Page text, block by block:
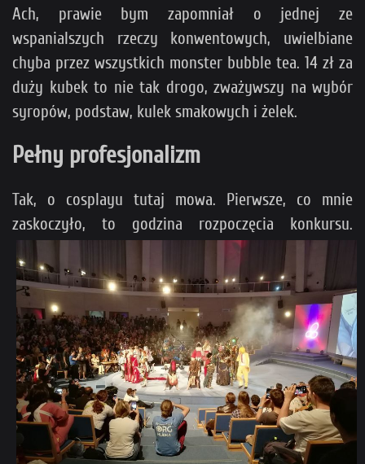
Ach, prawie bym zapomniał o jednej ze
wspanialszych rzeczy konwentowych, uwielbiane
chyba przez wszystkich monster bubble tea. 14 zł za
duży kubek to nie tak drogo, zważywszy na wybór
syropów, podstaw, kulek smakowych i żelek.
Pełny profesjonalizm
Tak, o cosplayu tutaj mowa. Pierwsze, co mnie
zaskoczyło, to godzina rozpoczęcia konkursu.